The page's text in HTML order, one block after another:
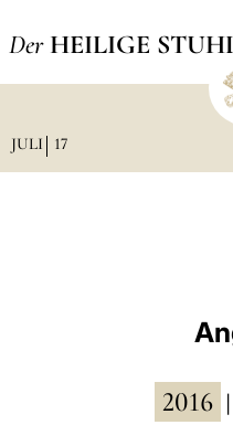
Der HEILIGE
JULI 17
2016